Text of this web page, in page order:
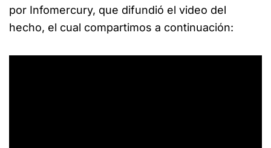
por Infomercury, que difundió el video del
hecho, el cual compartimos a continuación: